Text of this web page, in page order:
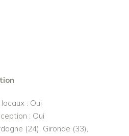
: Oui
: Oui
(24), Gironde (33),